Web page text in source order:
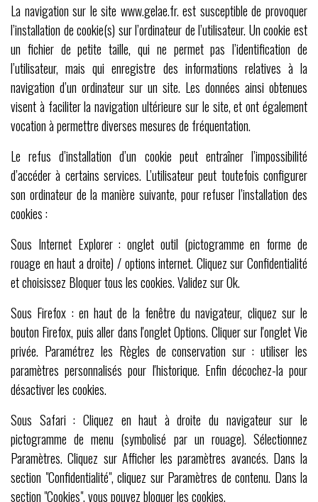
La navigation sur le site www.gelae.fr. est susceptible de provoquer
l’installation de cookie(s) sur l’ordinateur de l’utilisateur. Un cookie est
un fichier de petite taille, qui ne permet pas l’identification de
l’utilisateur, mais qui enregistre des informations relatives à la
navigation d’un ordinateur sur un site. Les données ainsi obtenues
visent à faciliter la navigation ultérieure sur le site, et ont également
vocation à permettre diverses mesures de fréquentation.
Le refus d’installation d’un cookie peut entraîner l’impossibilité
d’accéder à certains services. L’utilisateur peut toutefois configurer
son ordinateur de la manière suivante, pour refuser l’installation des
cookies :
Sous Internet Explorer : onglet outil (pictogramme en forme de
rouage en haut a droite) / options internet. Cliquez sur Confidentialité
et choisissez Bloquer tous les cookies. Validez sur Ok.
Sous Firefox : en haut de la fenêtre du navigateur, cliquez sur le
bouton Firefox, puis aller dans l'onglet Options. Cliquer sur l'onglet Vie
privée. Paramétrez les Règles de conservation sur : utiliser les
paramètres personnalisés pour l'historique. Enfin décochez-la pour
désactiver les cookies.
Sous Safari : Cliquez en haut à droite du navigateur sur le
pictogramme de menu (symbolisé par un rouage). Sélectionnez
Paramètres. Cliquez sur Afficher les paramètres avancés. Dans la
section "Confidentialité", cliquez sur Paramètres de contenu. Dans la
section "Cookies", vous pouvez bloquer les cookies.